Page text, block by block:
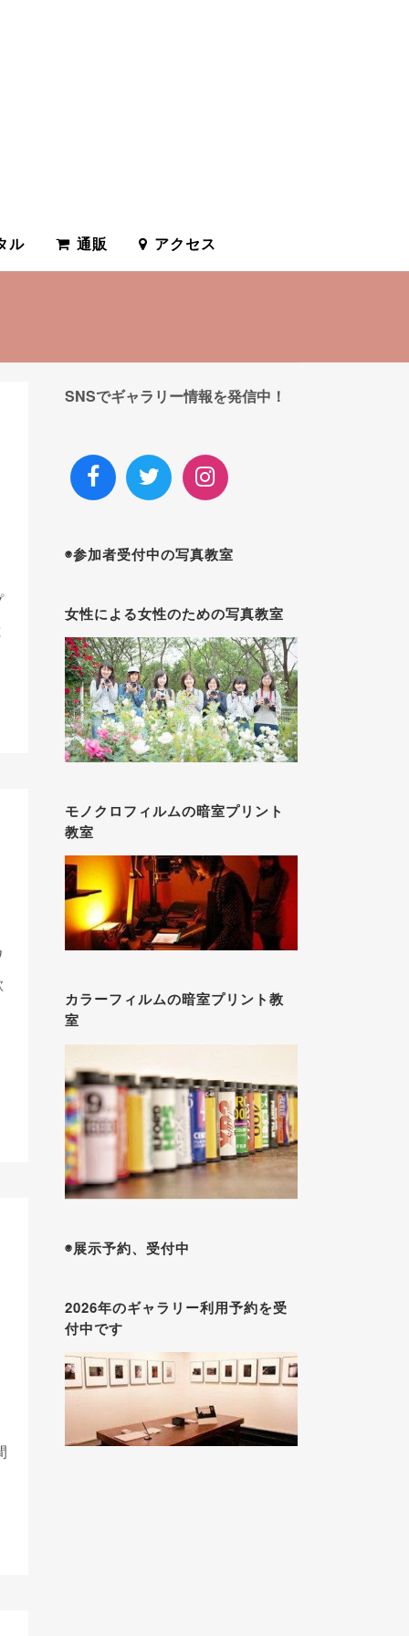
ル 通販 アクセス
SNSでギャラリー情報を発信中！
◉参加者受付中の写真教室
女性による女性のための写真教室
モノクロフィルムの暗室プリント
教室
カラーフィルムの暗室プリント教
室
◉展示予約、受付中
2026年のギャラリー利用予約を受
付中です